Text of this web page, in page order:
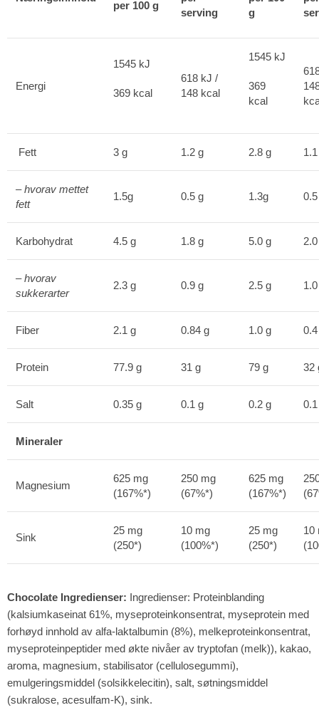
per 100 g
serving
g
Energi
1545 kJ
369 kcal
618 kJ /
148 kcal
1545 kJ
369
kcal
Fett 3 g 1.2 g 2.8 g
– hvorav mettet
fett
1.5g 0.5 g 1.3g
Karbohydrat 4.5 g 1.8 g 5.0 g
– hvorav
sukkerarter
2.3 g 0.9 g 2.5 g
Fiber 2.1 g 0.84 g 1.0 g
Protein 77.9 g 31 g 79 g 32
Salt 0.35 g 0.1 g 0.2 g
Mineraler
Magnesium
625 mg
(167%*)
250 mg
(67%*)
625 mg
(167%*)
Sink
25 mg
(250*)
10 mg
(100%*)
25 mg
(250*)
10
Chocolate Ingredienser: Ingredienser: Proteinblanding
(kalsiumkaseinat 61%, myseproteinkonsentrat, myseprotein med
forhøyd innhold av alfa-laktalbumin (8%), melkeproteinkonsentrat,
myseproteinpeptider med økte nivåer av tryptofan (melk)), kakao,
aroma, magnesium, stabilisator (cellulosegummi),
emulgeringsmiddel (solsikkelecitin), salt, søtningsmiddel
(sukralose, acesulfam-K), sink.